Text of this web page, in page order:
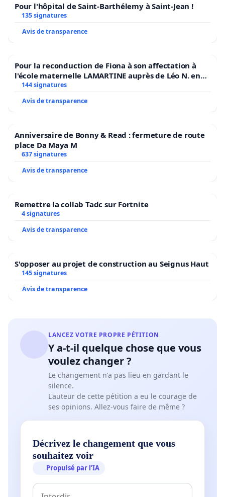
Pour l'hôpital de Saint-Barthélemy à Saint-Jean !
135 signatures
Avis de transparence
Pour la reconduction de Fiona à son affectation à
l'école maternelle LAMARTINE auprès de Léo N. en
2026/2027
144 signatures
Avis de transparence
Anniversaire de Bonny & Read : fermeture de route
place Da Maya M
637 signatures
Avis de transparence
Remettre la collab Tadc sur Fortnite
4 signatures
Avis de transparence
S'opposer au projet de construction au Seignus Haut
145 signatures
Avis de transparence
LANCEZ VOTRE PROPRE PÉTITION
Y a-t-il quelque chose que vous
voulez changer ?
Le changement n'a pas lieu en gardant le
silence.
L'auteur de cette pétition a eu le courage de
ses opinions. Allez-vous faire de même ?
Décrivez le changement que vous
souhaitez voir
Propulsé par l’IA